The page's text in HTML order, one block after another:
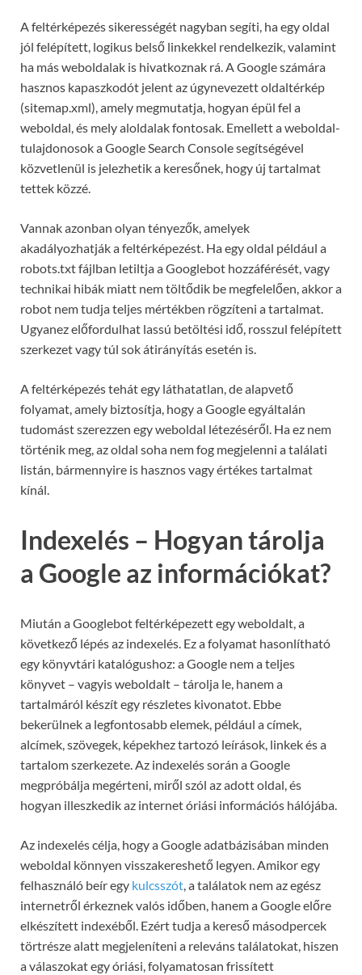
A feltérképezés sikerességét nagyban segíti, ha egy oldal
jól felépített, logikus belső linkekkel rendelkezik, valamint
ha más weboldalak is hivatkoznak rá. A Google számára
hasznos kapaszkodót jelent az úgynevezett oldaltérkép
(sitemap.xml), amely megmutatja, hogyan épül fel a
weboldal, és mely aloldalak fontosak. Emellett a weboldal-
tulajdonosok a Google Search Console segítségével
közvetlenül is jelezhetik a keresőnek, hogy új tartalmat
tettek közzé.
Vannak azonban olyan tényezők, amelyek
akadályozhatják a feltérképezést. Ha egy oldal például a
robots.txt fájlban letiltja a Googlebot hozzáférését, vagy
technikai hibák miatt nem töltődik be megfelelően, akkor a
robot nem tudja teljes mértékben rögzíteni a tartalmat.
Ugyanez előfordulhat lassú betöltési idő, rosszul felépített
szerkezet vagy túl sok átirányítás esetén is.
A feltérképezés tehát egy láthatatlan, de alapvető
folyamat, amely biztosítja, hogy a Google egyáltalán
tudomást szerezzen egy weboldal létezéséről. Ha ez nem
történik meg, az oldal soha nem fog megjelenni a találati
listán, bármennyire is hasznos vagy értékes tartalmat
kínál.
Indexelés – Hogyan tárolja
a Google az információkat?
Miután a Googlebot feltérképezett egy weboldalt, a
következő lépés az indexelés. Ez a folyamat hasonlítható
egy könyvtári katalógushoz: a Google nem a teljes
könyvet – vagyis weboldalt – tárolja le, hanem a
tartalmáról készít egy részletes kivonatot. Ebbe
bekerülnek a legfontosabb elemek, például a címek,
alcímek, szövegek, képekhez tartozó leírások, linkek és a
tartalom szerkezete. Az indexelés során a Google
megpróbálja megérteni, miről szól az adott oldal, és
hogyan illeszkedik az internet óriási információs hálójába.
Az indexelés célja, hogy a Google adatbázisában minden
weboldal könnyen visszakereshető legyen. Amikor egy
felhasználó beír egy kulcsszót , a találatok nem az egész
internetről érkeznek valós időben, hanem a Google előre
elkészített indexéből. Ezért tudja a kereső másodpercek
törtrésze alatt megjeleníteni a releváns találatokat, hiszen
a válaszokat egy óriási, folyamatosan frissített